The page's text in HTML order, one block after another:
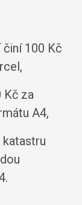
100 Kč
Kč za
A4,